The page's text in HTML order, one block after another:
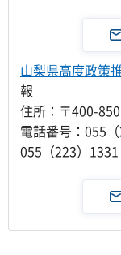
山梨県高度政策
報
住所：〒400-
電話番号：055
055（223）1331